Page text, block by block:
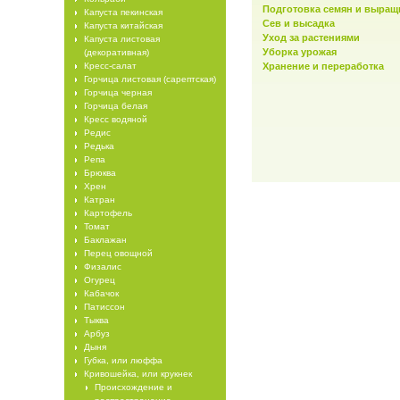
Капуста пекинская
Капуста китайская
Капуста листовая
(декоративная)
Кресс-салат
Горчица листовая (сарептская)
Горчица черная
Горчица белая
Кресс водяной
Редис
Редька
Репа
Брюква
Хрен
Катран
Картофель
Томат
Баклажан
Перец овощной
Физалис
Огурец
Кабачок
Патиссон
Тыква
Арбуз
Дыня
Губка, или люффа
Кривошейка, или крукнек
Происхождение и
Подготовка семян и
Сев и высадка
Уход за растениями
Уборка урожая
Хранение и переработка